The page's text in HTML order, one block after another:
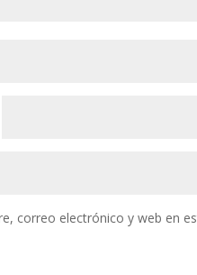
correo electrónico y web en